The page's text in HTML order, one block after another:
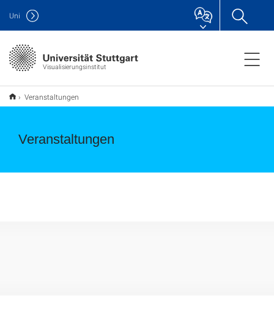
Visualisierungsinstitut
Uni
Veranstaltungen
Veranstaltungen